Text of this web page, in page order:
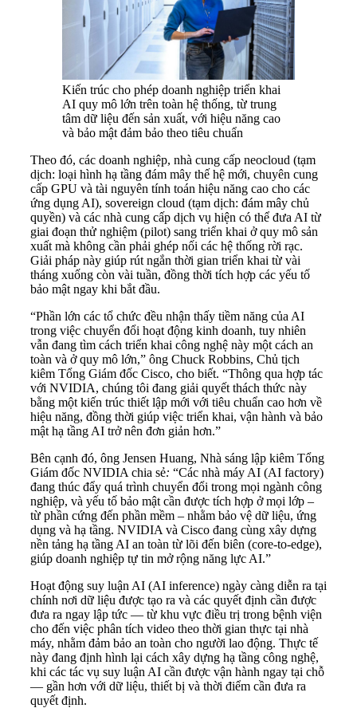
Kiến trúc cho phép doanh nghiệp triển khai
AI quy mô lớn trên toàn hệ thống, từ trung
tâm dữ liệu đến sản xuất, với hiệu năng cao
và bảo mật đảm bảo theo tiêu chuẩn
Theo đó, các doanh nghiệp, nhà cung cấp neocloud (tạm
dịch: loại hình hạ tầng đám mây thế hệ mới, chuyên cung
cấp GPU và tài nguyên tính toán hiệu năng cao cho các
ứng dụng AI), sovereign cloud (tạm dịch: đám mây chủ
quyền) và các nhà cung cấp dịch vụ hiện có thể đưa AI từ
giai đoạn thử nghiệm (pilot) sang triển khai ở quy mô sản
xuất mà không cần phải ghép nối các hệ thống rời rạc.
Giải pháp này giúp rút ngắn thời gian triển khai từ vài
tháng xuống còn vài tuần, đồng thời tích hợp các yếu tố
bảo mật ngay khi bắt đầu.
“Phần lớn các tổ chức đều nhận thấy tiềm năng của AI
trong việc chuyển đổi hoạt động kinh doanh, tuy nhiên
vẫn đang tìm cách triển khai công nghệ này một cách an
toàn và ở quy mô lớn,” ông Chuck Robbins, Chủ tịch
kiêm Tổng Giám đốc Cisco, cho biết. “Thông qua hợp tác
với NVIDIA, chúng tôi đang giải quyết thách thức này
bằng một kiến trúc thiết lập mới với tiêu chuẩn cao hơn về
hiệu năng, đồng thời giúp việc triển khai, vận hành và bảo
mật hạ tầng AI trở nên đơn giản hơn.”
Bên cạnh đó, ông Jensen Huang, Nhà sáng lập kiêm Tổng
Giám đốc NVIDIA chia sẻ: “Các nhà máy AI (AI factory)
đang thúc đẩy quá trình chuyển đổi trong mọi ngành công
nghiệp, và yếu tố bảo mật cần được tích hợp ở mọi lớp –
từ phần cứng đến phần mềm – nhằm bảo vệ dữ liệu, ứng
dụng và hạ tầng. NVIDIA và Cisco đang cùng xây dựng
nền tảng hạ tầng AI an toàn từ lõi đến biên (core-to-edge),
giúp doanh nghiệp tự tin mở rộng năng lực AI.”
Hoạt động suy luận AI (AI inference) ngày càng diễn ra tại
chính nơi dữ liệu được tạo ra và các quyết định cần được
đưa ra ngay lập tức — từ khu vực điều trị trong bệnh viện
cho đến việc phân tích video theo thời gian thực tại nhà
máy, nhằm đảm bảo an toàn cho người lao động. Thực tế
này đang định hình lại cách xây dựng hạ tầng công nghệ,
khi các tác vụ suy luận AI cần được vận hành ngay tại chỗ
— gần hơn với dữ liệu, thiết bị và thời điểm cần đưa ra
quyết định.